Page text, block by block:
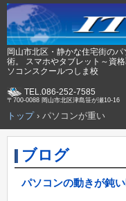
岡山市北区・静かな住宅街の
術。 スマホやタブレット～資
ソコンスクールつしま校
TEL.086-252-7585
〒700-0088 岡山市北区津島笹が瀬10-16
トップ› パソコンが重い
ブログ
パソコンの動きが鈍